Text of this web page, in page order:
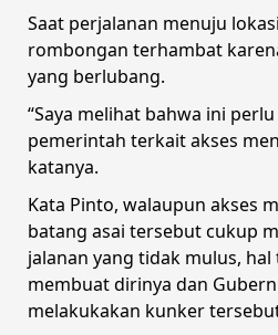
Saat perjalanan menuju
rombongan terhambat
yang berlubang.
“Saya melihat bahwa ini
pemerintah terkait akses
katanya.
Kata Pinto, walaupun akses
batang asai tersebut cukup
jalanan yang tidak mulus,
membuat dirinya dan
melakukakan kunker